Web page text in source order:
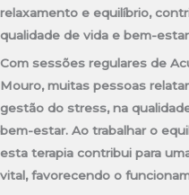
relaxamento e equilíbrio,
qualidade de vida e bem-
Com sessões regulares de
Mouro, muitas pessoas
gestão do stress, na
bem-estar. Ao trabalhar o
esta terapia contribui para
vital, favorecendo o